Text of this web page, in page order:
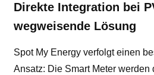
Direkte Integration bei
wegweisende Lösung
Spot My Energy verfolgt einen
Ansatz: Die Smart Meter werden